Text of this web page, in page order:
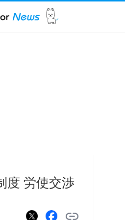
度 労使交渉